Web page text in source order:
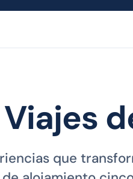
que